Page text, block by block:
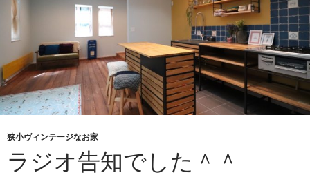
狭小ヴィンテージなお家
ラジオ告知でした＾＾